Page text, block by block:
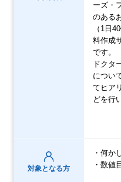
ーズ・
のある
（1日
料作成
です。
ドクタ
につい
てヒア
どを行
対象となる方
・何か
・数値